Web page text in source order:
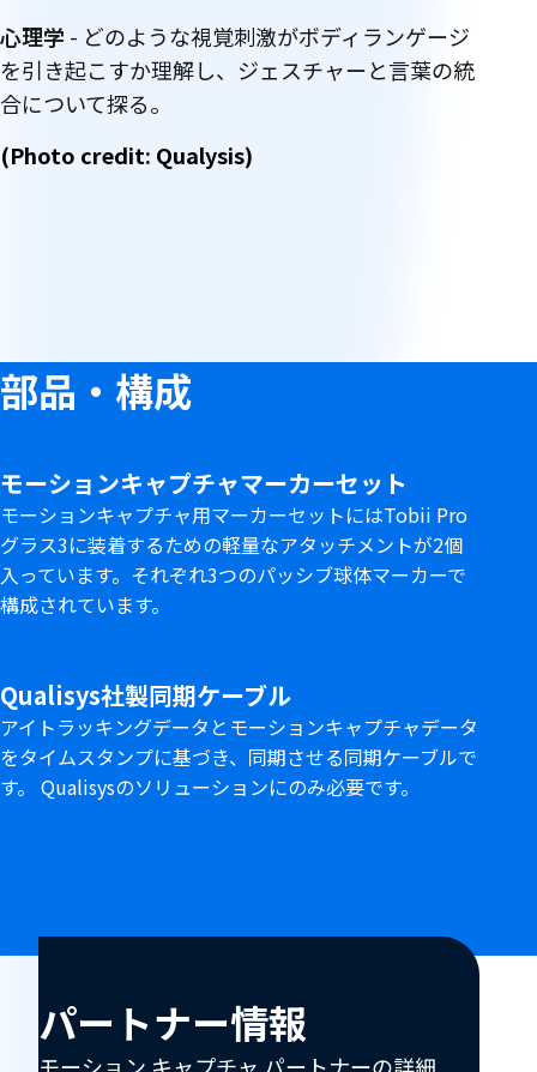
心理学 - どのような視覚刺激がボディランゲージ
を引き起こすか理解し、ジェスチャーと言葉の統
合について探る。
(Photo credit: Qualysis)
品
・
構
成
部品・構成
モーションキャプチャマーカーセット
モーションキャプチャ用マーカーセットにはTobii Pro
グラス3に装着するための軽量なアタッチメントが2個
入っています。それぞれ3つのパッシブ球体マーカーで
構成されています。
Qualisys社製同期ケーブル
アイトラッキングデータとモーションキャプチャデータ
をタイムスタンプに基づき、同期させる同期ケーブルで
す。 Qualisysのソリューションにのみ必要です。
パ
パートナー情報
モーション キャプチャ パートナーの詳細